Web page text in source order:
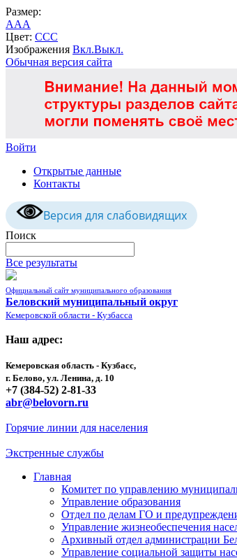
Размер:
AAA
Цвет: CCC
Изображения Вкл.Выкл.
Обычная версия сайта
Войти
Открытые данные
Контакты
Версия для слабовидящих
Поиск
Все результаты
Официальный сайт муниципального образования
Беловский муниципальный округ
Кемеровской области - Кузбасса
Наш адрес:
Кемеровская область - Кузбасс,
г. Белово, ул. Ленина, д. 10
+7 (384-52) 2-81-33
abr@belovorn.ru
Горячие линии для населения
Экстренные службы
Главная
Комитет по управлению
Управление образования
Отдел по делам ГО и
Управление жизнеобеспечения
Архивный отдел администрации
Управление социальной защиты